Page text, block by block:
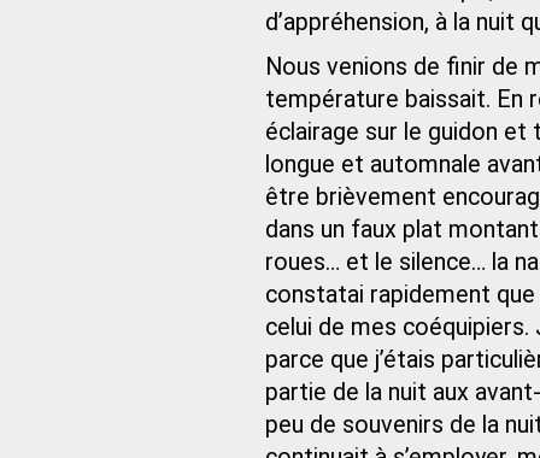
d’appréhension, à la nuit
Nous venions de finir de
température baissait. En
éclairage sur le guidon
longue et automnale
être brièvement
dans un faux plat
roues… et le silence… la
constatai rapidement
celui de mes
parce que j’étais
partie de la nuit aux
peu de souvenirs de la